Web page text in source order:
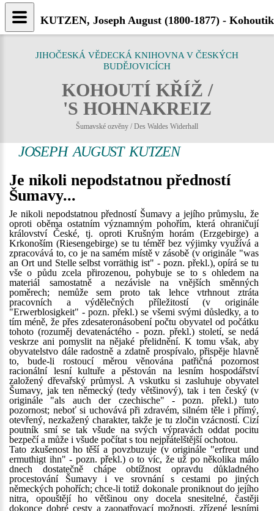
JIHOČESKÁ VĚDECKÁ KNIHOVNA V ČESKÝCH
BUDĚJOVICÍCH
KOHOUTÍ KŘÍŽ /
'S HOHNAKREIZ
Šumavské ozvěny / Des Waldes Widerhall
JOSEPH AUGUST KUTZEN
Je nikoli nepodstatnou předností
Šumavy...
Je nikoli nepodstatnou předností Šumavy a jejího průmyslu, že
oproti oběma ostatním významným pohořím, která ohraničují
království České, tj. oproti Krušným horám (Erzgebirge) a
Krkonoším (Riesengebirge) se tu téměř bez výjimky využívá a
zpracovává to, co je na samém místě v zásobě (v originále "was
an Ort und Stelle selbst vorräthig ist" - pozn. překl.), opírá se tu
vše o půdu zcela přirozenou, pohybuje se to s ohledem na
materiál samostatně a nezávisle na vnějších směnných
poměrech; nemůže sem proto tak lehce vtrhnout ztráta
pracovních a výdělečných příležitostí (v originále
"Erwerblosigkeit" - pozn. překl.) se všemi svými důsledky, a to
tím méně, že přes zdesateronásobení počtu obyvatel od počátku
tohoto (rozuměj devatenáctého - pozn. překl.) století, se nedá
veskrze ani pomyslit na nějaké přelidnění. K tomu však, aby
obyvatelstvo dále radostně a zdatně prospívalo, přispěje hlavně
to, bude-li rostoucí měrou věnována patřičná pozornost
racionální lesní kultuře a pěstován na lesním hospodářství
založený dřevařský průmysl. A vskutku si zasluhuje obyvatel
Šumavy, jak ten německý (tedy většinový), tak i ten český (v
originále "als auch der czechische" - pozn. překl.) tuto
pozornost; neboť si uchovává při zdravém, silném těle i přímý,
otevřený, nezkažený charakter, takže je tu zločin vzácností. Cizí
poutník smí se tak všude na svých výpravách oddat pocitu
bezpečí a může i všude počítat s tou nejpřátelštější ochotou.
Tato zkušenost ho těší a povzbuzuje (v originále "erfreut und
ermuthigt ihn" - pozn. překl.) o to víc, že už po několika málo
dnech dostatečně chápe obtížnost opravdu důkladného
procestování Šumavy i ve srovnání s cestami po jiných
německých pohořích; chce-li totiž dokonale proniknout do jejího
nitra, opouštějí ho většinou ony docela snesitelné, častěji
dokonce dobré cesty a zaopatřovací možnosti, zřízené lesními
KUTZEN, Joseph August (1800-1877) -